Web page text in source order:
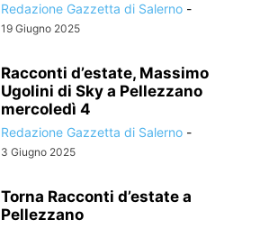
Redazione Gazzetta di Salerno -
19 Giugno 2025
Racconti d’estate, Massimo
Ugolini di Sky a Pellezzano
mercoledì 4
Redazione Gazzetta di Salerno -
3 Giugno 2025
Torna Racconti d’estate a
Pellezzano